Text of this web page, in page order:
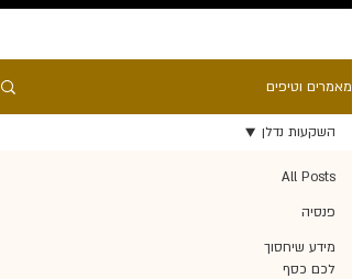
מאמרים וטיפים
All Posts
פנסיה
מידע שיחסוך
לכם כסף
השקעות נדלן